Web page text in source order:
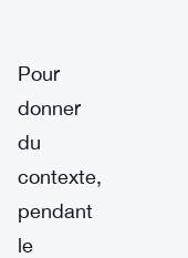
Pour
donner
du
contexte,
pendant
le